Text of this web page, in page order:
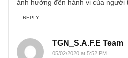
dẫn và an toàn vì lý do sau:
1. Thay đổi hành vi người tiêu
lạm dụng đồ có cổn hơn thế
2. Đây là dòng sản phẩm có